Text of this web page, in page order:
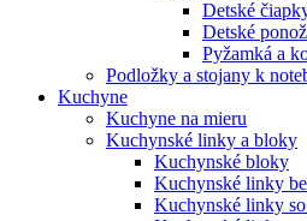
Detské
Detské
Pyžamká a
Podložky a stojany k
Kuchyne
Kuchyne na mieru
Kuchynské linky a bloky
Kuchynské bloky
Kuchynské linky
Kuchynské linky